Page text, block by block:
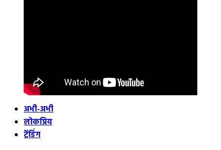
अभी-अभी
लोकप्रिय
ट्रेंडिंग